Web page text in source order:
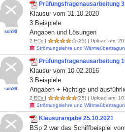
sch99
Prüfungsfragenausarbeitung
Klausur vom 31.10.2020
3 Beispiele
Angaben und Lösungen
2 ECs | (25) | Upload am:
Strömungslehre und
sch99
Prüfungsfragenausarbeitung
Klausur vom 10.02.2016
3 Beispiele
Angaben + Richtige und
2 ECs | (25) | Upload am:
Strömungslehre und
Klausurangabe 25.10.2021
BSp 2 war das Schiffbeispiel